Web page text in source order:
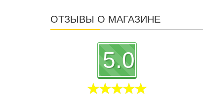
ОТЗЫВЫ О МАГАЗИНЕ
5.0